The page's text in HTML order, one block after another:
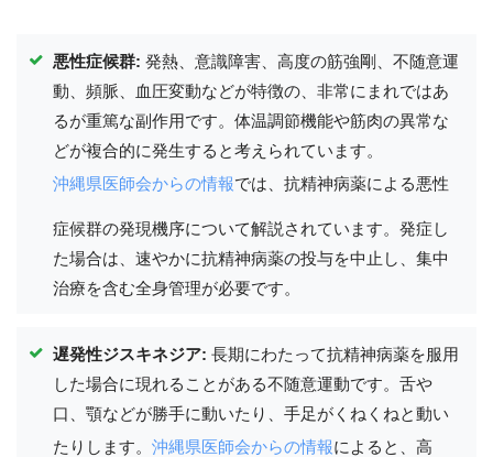
悪性症候群: 発熱、意識障害、高度の筋強剛、不随意運
動、頻脈、血圧変動などが特徴の、非常にまれではあ
るが重篤な副作用です。体温調節機能や筋肉の異常な
どが複合的に発生すると考えられています。
沖縄県医師会からの情報では、抗精神病薬による悪性
症候群の発現機序について解説されています。発症し
た場合は、速やかに抗精神病薬の投与を中止し、集中
治療を含む全身管理が必要です。
遅発性ジスキネジア: 長期にわたって抗精神病薬を服用
した場合に現れることがある不随意運動です。舌や
口、顎などが勝手に動いたり、手足がくねくねと動い
たりします。 沖縄県医師会からの情報によると、高